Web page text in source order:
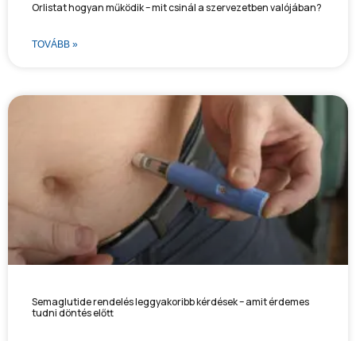
Orlistat hogyan működik – mit csinál a szervezetben valójában?
TOVÁBB »
Semaglutide rendelés leggyakoribb kérdések – amit érdemes
tudni döntés előtt